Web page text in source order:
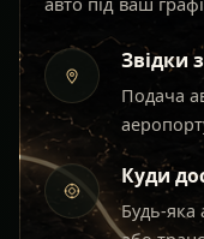
Звідки
Подача
Куди
Будь-яка